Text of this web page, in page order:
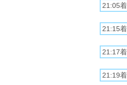
21:05着
21:15着
21:17着
21:19着